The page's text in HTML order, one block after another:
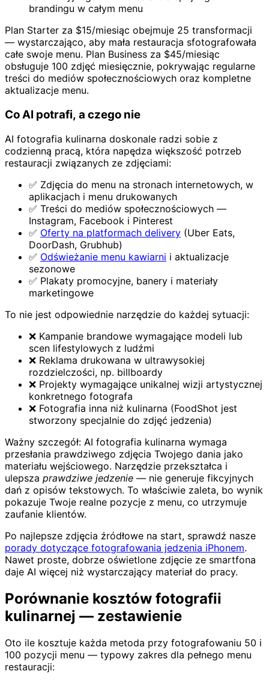
brandingu w całym menu
Plan Starter za $15/miesiąc obejmuje 25 transformacji
— wystarczająco, aby mała restauracja sfotografowała
całe swoje menu. Plan Business za $45/miesiąc
obsługuje 100 zdjęć miesięcznie, pokrywając regularne
treści do mediów społecznościowych oraz kompletne
aktualizacje menu.
Co AI potrafi, a czego nie
AI fotografia kulinarna doskonale radzi sobie z
codzienną pracą, która napędza większość potrzeb
restauracji związanych ze zdjęciami:
✅ Zdjęcia do menu na stronach internetowych, w
aplikacjach i menu drukowanych
✅ Treści do mediów społecznościowych —
Instagram, Facebook i Pinterest
✅ Oferty na platformach delivery (Uber Eats,
DoorDash, Grubhub)
✅ Odświeżanie menu kawiarni i aktualizacje
sezonowe
✅ Plakaty promocyjne, banery i materiały
marketingowe
To nie jest odpowiednie narzędzie do każdej sytuacji:
❌ Kampanie brandowe wymagające modeli lub
scen lifestylowych z ludźmi
❌ Reklama drukowana w ultrawysokiej
rozdzielczości, np. billboardy
❌ Projekty wymagające unikalnej wizji artystycznej
konkretnego fotografa
❌ Fotografia inna niż kulinarna (FoodShot jest
stworzony specjalnie do zdjęć jedzenia)
Ważny szczegół: AI fotografia kulinarna wymaga
przesłania prawdziwego zdjęcia Twojego dania jako
materiału wejściowego. Narzędzie przekształca i
ulepsza prawdziwe jedzenie — nie generuje fikcyjnych
dań z opisów tekstowych. To właściwie zaleta, bo wynik
pokazuje Twoje realne pozycje z menu, co utrzymuje
zaufanie klientów.
Po najlepsze zdjęcia źródłowe na start, sprawdź nasze
porady dotyczące fotografowania jedzenia iPhonem.
Nawet proste, dobrze oświetlone zdjęcie ze smartfona
daje AI więcej niż wystarczający materiał do pracy.
Porównanie kosztów fotografii
kulinarnej — zestawienie
Oto ile kosztuje każda metoda przy fotografowaniu 50 i
100 pozycji menu — typowy zakres dla pełnego menu
restauracji: